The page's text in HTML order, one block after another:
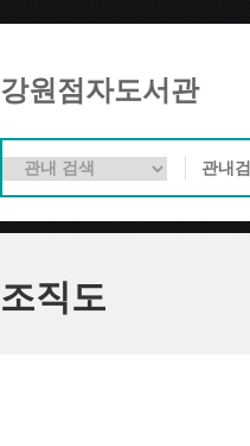
강원점자도서관
조직도